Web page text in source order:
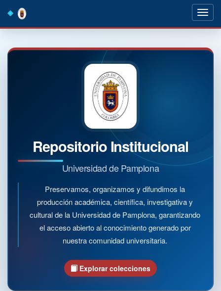
navigation
Repositorio Institucional
Universidad de Pamplona
Preservamos, organizamos y difundimos la
producción académica, científica, investigativa y
cultural de la Universidad de Pamplona, garantizando
el acceso abierto al conocimiento generado por
nuestra comunidad universitaria.
Explorar colecciones